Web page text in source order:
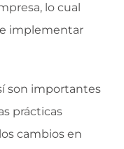
lo cual
implementar
son importantes
prácticas
cambios en